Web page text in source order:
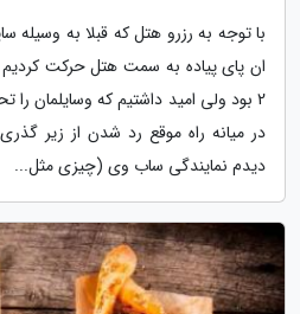
با توجه به رزرو هتل که قبلا به وسیله
ان پای پیاده به سمت هتل حرکت
2 بود ولی امید داشتیم که وسایلمان
در میانه راه موقع رد شدن از زیر
دیدم نمایندگی ساب وی (چیزی مثل...